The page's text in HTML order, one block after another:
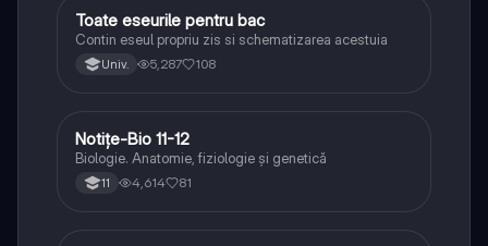
Limba și literatura română
Toate eseurile pentru bac
Contin eseul propriu zis si schematizarea acestuia
Univ. 5,287 108
Biologie
Notițe-Bio 11-12
Biologie. Anatomie, fiziologie și genetică
11 4,614 81